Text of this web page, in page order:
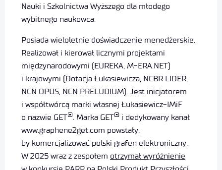
Nauki i Szkolnictwa Wyższego dla młodego
wybitnego naukowca.
Posiada wieloletnie doświadczenie menedżerskie.
Realizował i kierował licznymi projektami
międzynarodowymi (EUREKA, M-ERA.NET)
i krajowymi (Dotacja Łukasiewicza, NCBR LIDER,
NCN OPUS, NCN PRELUDIUM). Jest inicjatorem
i współtwórcą marki własnej Łukasiewicz-IMiF
o nazwie GET®. Marka GET® i dedykowany kanał
www.graphene2get.com powstały,
by komercjalizować polski grafen elektroniczny.
W 2025 wraz z zespołem otrzymał wyróżnienie